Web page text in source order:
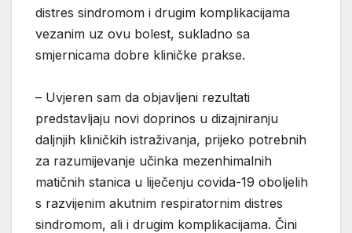
distres sindromom i drugim komplikacijama
vezanim uz ovu bolest, sukladno sa
smjernicama dobre kliničke prakse.
– Uvjeren sam da objavljeni rezultati
predstavljaju novi doprinos u dizajniranju
daljnjih kliničkih istraživanja, prijeko potrebnih
za razumijevanje učinka mezenhimalnih
matičnih stanica u liječenju covida-19 oboljelih
s razvijenim akutnim respiratornim distres
sindromom, ali i drugim komplikacijama. Čini